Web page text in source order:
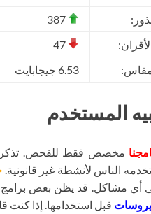
6.53 جيجابايت
المستخدم
مخصص فقط للفحص. تذكر
الناس لأنشطة غير قانونية.
أي مشاكل. قد يظن بعض برامج
قبل استخدامها. إذا كنت